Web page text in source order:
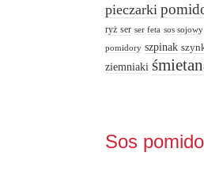
pieczarki
ryż ser ser feta sos sojowy
pomidory szpinak
ziemniaki
Sos